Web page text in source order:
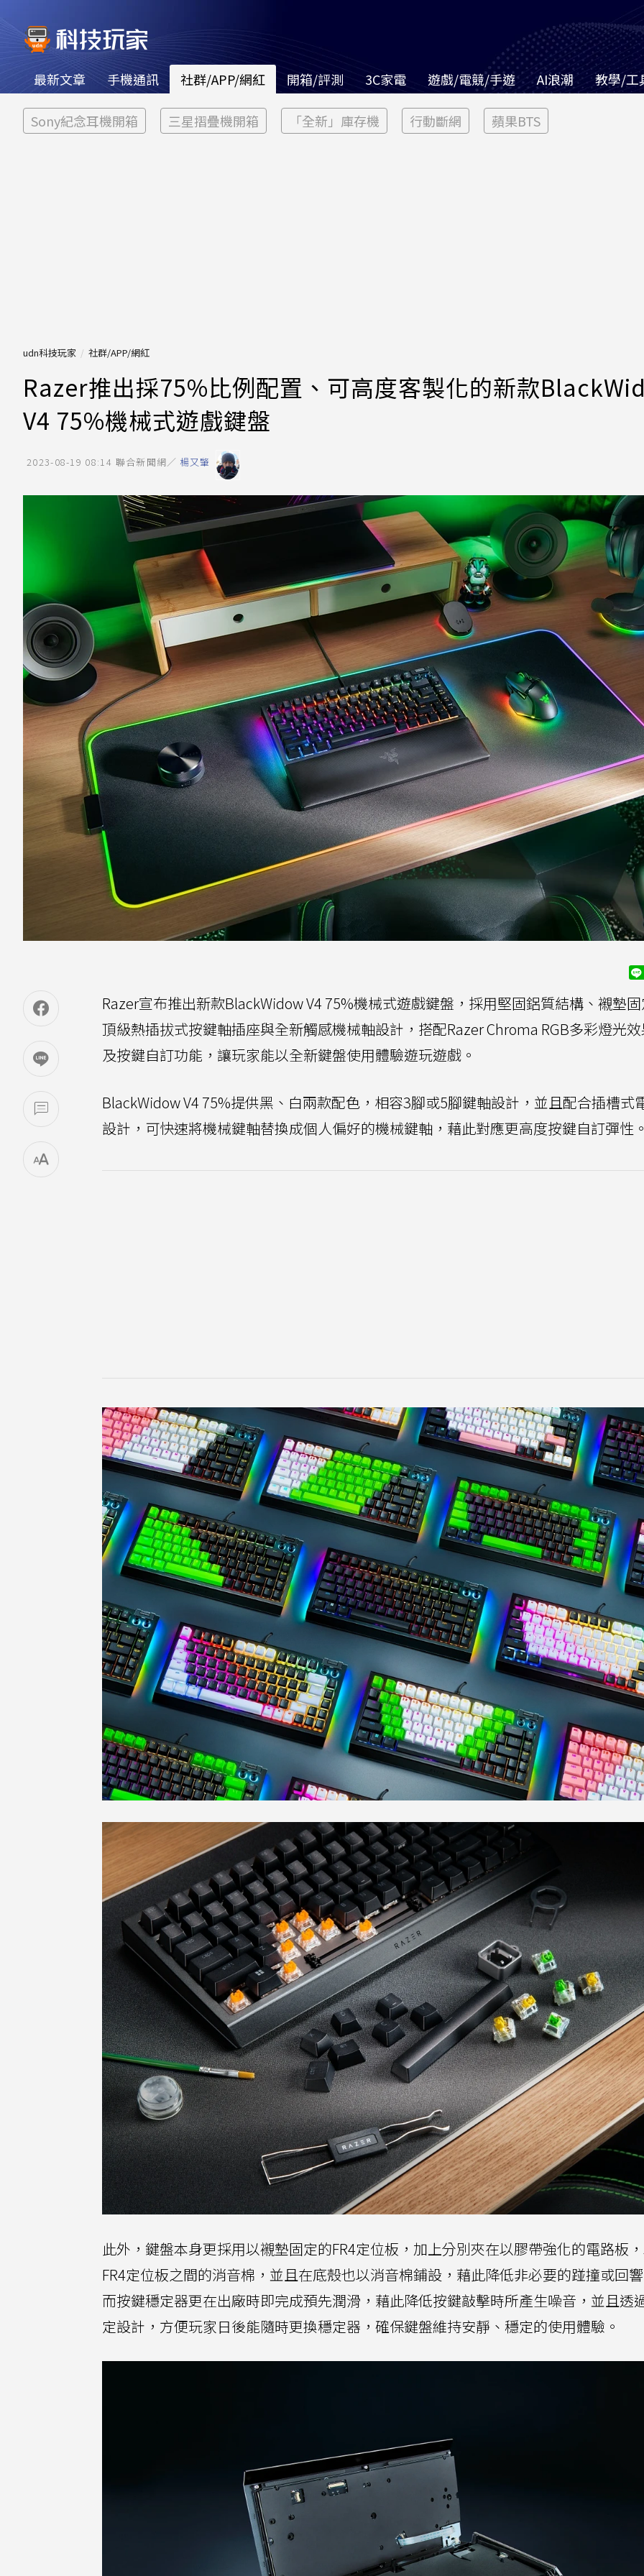
最新文章 手機通訊 社群/APP/網紅 開箱/評測 3C家電 遊戲/電競/手遊 AI浪潮 教學/工
Sony紀念耳機開箱 三星摺疊機開箱 「全新」庫存機 行動斷網 蘋果BTS
udn科技玩家 社群/APP/網紅
Razer推出採75%比例配置、可高度客製化的新款
V4 75%機械式遊戲鍵盤
2023-08-19 08:14 聯合新聞網／ 楊又肇
Razer宣布推出新款BlackWidow V4 75%機械式遊戲鍵盤，採用堅固鋁質結構、襯墊
頂級熱插拔式按鍵軸插座與全新觸感機械軸設計，搭配Razer Chroma RGB多彩燈光
及按鍵自訂功能，讓玩家能以全新鍵盤使用體驗遊玩遊戲。
BlackWidow V4 75%提供黑、白兩款配色，相容3腳或5腳鍵軸設計，並且配合插槽式
設計，可快速將機械鍵軸替換成個人偏好的機械鍵軸，藉此對應更高度按鍵自訂彈性
此外，鍵盤本身更採用以襯墊固定的FR4定位板，加上分別夾在以膠帶強化的電路板
FR4定位板之間的消音棉，並且在底殼也以消音棉鋪設，藉此降低非必要的踫撞或回
而按鍵穩定器更在出廠時即完成預先潤滑，藉此降低按鍵敲擊時所產生噪音，並且透
定設計，方便玩家日後能隨時更換穩定器，確保鍵盤維持安靜、穩定的使用體驗。